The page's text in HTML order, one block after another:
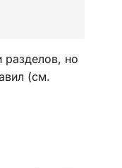
разделов, но
(см.